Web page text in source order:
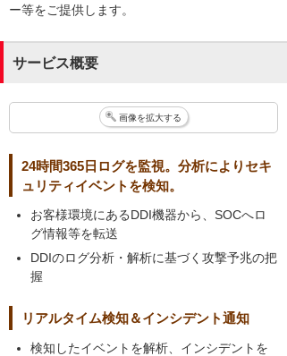
ー等をご提供します。
サービス概要
画像を拡大する
24時間365日ログを監視。分析によりセキ
ュリティイベントを検知。
お客様環境にあるDDI機器から、SOCへロ
グ情報等を転送
DDIのログ分析・解析に基づく攻撃予兆の把
握
リアルタイム検知＆インシデント通知
検知したイベントを解析、インシデントを